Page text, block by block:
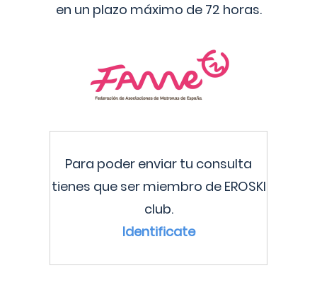
en un plazo máximo de 72 horas.
Para poder enviar tu consulta
tienes que ser miembro de EROSKI
club.
Identificate